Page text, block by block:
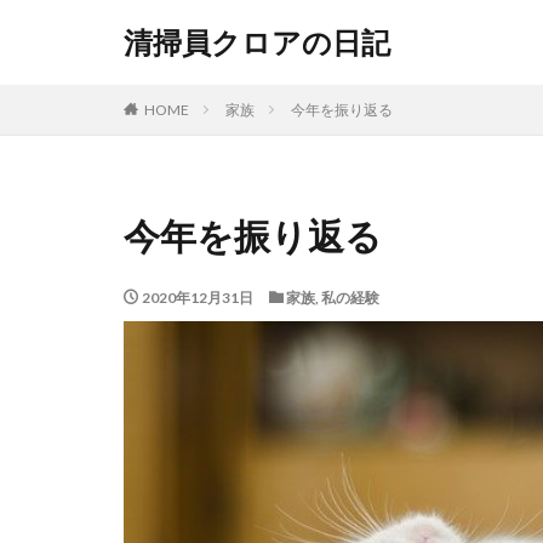
清掃員クロアの日記
HOME 家族 今年を振り返る
今年を振り返る
2020年12月31日 家族, 私の経験